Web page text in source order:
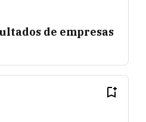
de empresas